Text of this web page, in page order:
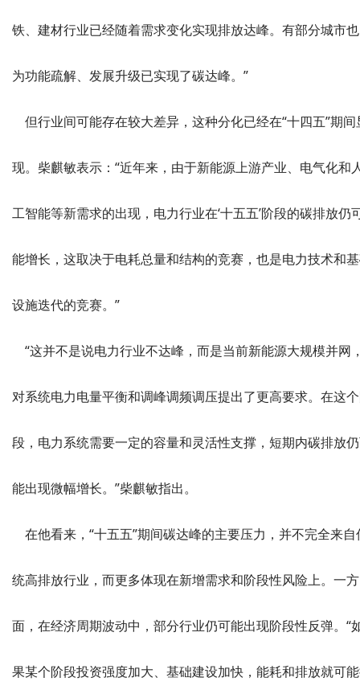
铁、建材行业已经随着需求变化实现排放达峰。有部分城市
为功能疏解、发展升级已实现了碳达峰。”
但行业间可能存在较大差异，这种分化已经在“十四五”期间
现。柴麒敏表示：“近年来，由于新能源上游产业、电气化和
工智能等新需求的出现，电力行业在‘十五五’阶段的碳排放仍
能增长，这取决于电耗总量和结构的竞赛，也是电力技术和
设施迭代的竞赛。”
“这并不是说电力行业不达峰，而是当前新能源大规模并网
对系统电力电量平衡和调峰调频调压提出了更高要求。在这
段，电力系统需要一定的容量和灵活性支撑，短期内碳排放
能出现微幅增长。”柴麒敏指出。
在他看来，“十五五”期间碳达峰的主要压力，并不完全来自
统高排放行业，而更多体现在新增需求和阶段性风险上。一方
面，在经济周期波动中，部分行业仍可能出现阶段性反弹。“
果某个阶段投资强度加大、基础建设加快，能耗和排放就可